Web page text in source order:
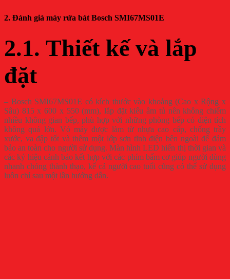
2. Đánh giá máy rửa bát Bosch SMI67MS01E
2.1. Thiết kế và lắp
đặt
– Bosch SMI67MS01E có kích thước vào khoảng (Cao x Rộng x
Sâu) 815 x 600 x 550 (mm), lắp đặt kiểu âm tủ nên không chiếm
nhiều không gian bếp, phù hợp với những phòng bếp có diện tích
không quá lớn. Vỏ máy được làm từ nhựa cao cấp, chống trầy
xước, va đập tốt và thêm một lớp sơn tĩnh điện bên ngoài để đảm
bảo an toàn cho người sử dụng. Màn hình LED hiển thị thời gian và
các ký hiệu cảnh báo kết hợp với các phím bấm cơ giúp người dùng
nhanh chóng thành thạo, kể cả người cao tuổi cũng có thể sử dụng
luôn chỉ sau một lần hướng dẫn.